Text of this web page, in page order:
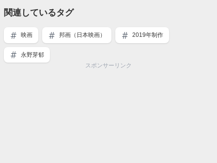
関連しているタグ
映画 邦画（日本映画） 2019年制作
永野芽郁
スポンサーリンク